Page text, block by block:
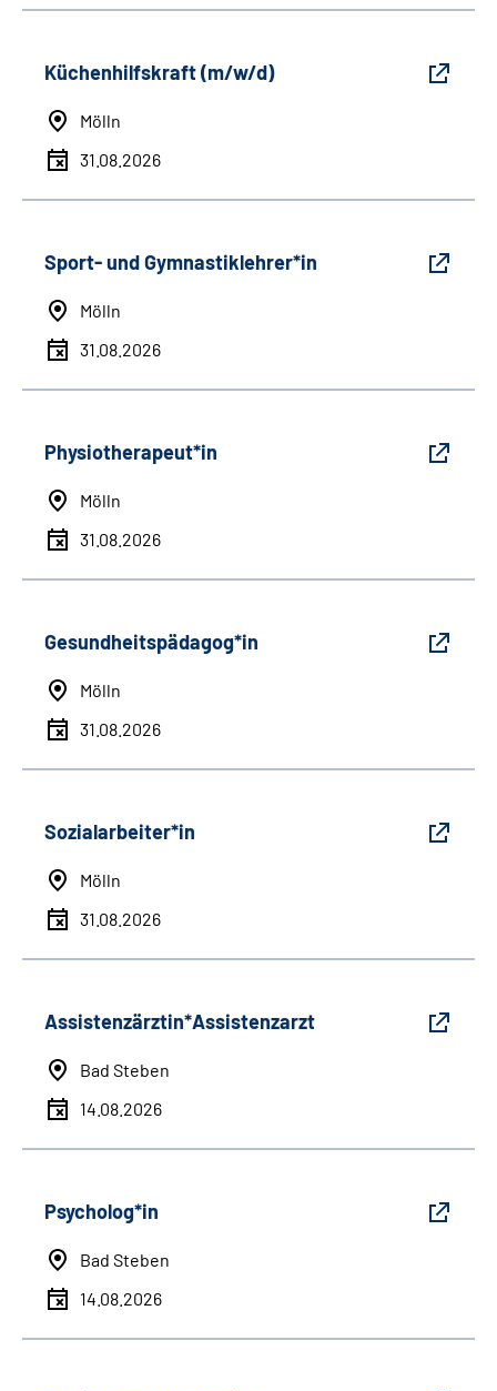
Küchenhilfskraft (m/w/d)
Mölln
31.08.2026
Sport- und Gymnastiklehrer*in
Mölln
31.08.2026
Physiotherapeut*in
Mölln
31.08.2026
Gesundheitspädagog*in
Mölln
31.08.2026
Sozialarbeiter*in
Mölln
31.08.2026
Assistenzärztin*Assistenzarzt
Bad Steben
14.08.2026
Psycholog*in
Bad Steben
14.08.2026